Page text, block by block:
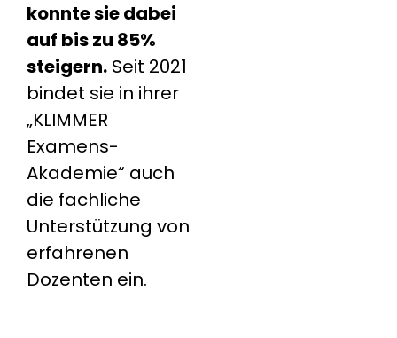
konnte sie dabei
auf bis zu 85%
steigern. Seit 2021
bindet sie in ihrer
„KLIMMER
Examens-
Akademie“ auch
die fachliche
Unterstützung von
erfahrenen
Dozenten ein.